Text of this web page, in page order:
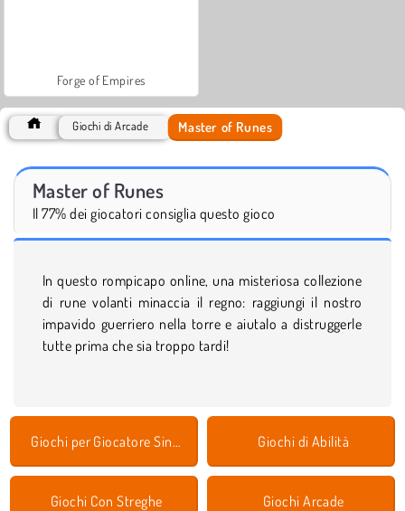
Forge of Empires
Giochi di Arcade Master of Runes
Master of Runes
Il 77% dei giocatori consiglia questo gioco
In questo rompicapo online, una misteriosa collezione
di rune volanti minaccia il regno: raggiungi il nostro
impavido guerriero nella torre e aiutalo a distruggerle
tutte prima che sia troppo tardi!
Giochi per Giocatore Singolo Giochi di Abilità
Giochi Con Streghe Giochi Arcade